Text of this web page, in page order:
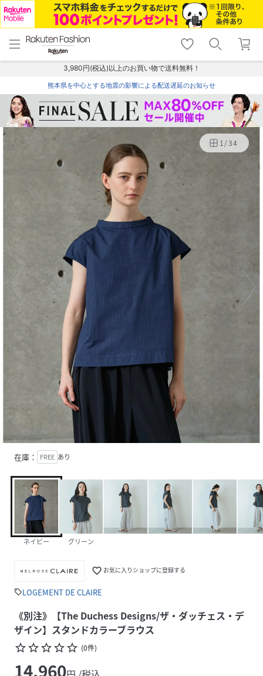
menu home
トップ
shopping_cart lock_outline
ログイン
3,980円(税込)以上のお買い物で送料無料！
熊本県を中心とする地震の影響による配送遅延のお知らせ
1/34
在庫： FREE あり
ネイビー グリーン
favorite_border お気に入りショップに登録する
sellLOGEMENT DE CLAIRE
《別注》【The Duchess Designs/ザ・ダッチェス・デ
ザイン】スタンドカラーブラウス
star_borderstar_borderstar_borderstar_borderstar_border (0件)
14,960